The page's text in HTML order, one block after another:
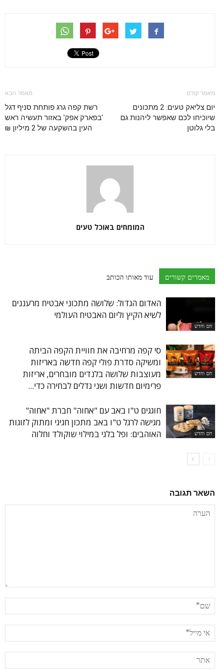
מאמר קודם
יום צליאק טעים: 2 מתכונים
שיוכיחו לכם שאפשר ליהנות גם
בלי גלוטן
מאמר הבא
רשת קפה גרג פותחת סניף דגל
'בפארק אפק' באזור תעשיה ראש
העין בהשקעה של 2 מיליון ₪
המומחים באוכל טעים
מאמרים קשורים עוד מאותו הכותב
חם וחדש
האדום הגדול: שלושה מתכוני אבטיח מרעננים
לשיא הקיץ וליום האבטיח העולמי
חם וחדש
סי קפה מרחיבה את חוויית הקפה הביתה
ומשיקה סדרת פולי קפה חדשה באריזות
מעוצבות שלושה בלנדים מובחרים, אריזות
פרימיום חדשות ושני גדלים לבחירה כדי...
חם וחדש
חוגגים ט"ו באב עם "אחוה" חברת "אחוה"
מגישה לרגל ט"ו באב מתכון חגיגי ומתוק לזוגות
האוהבים: ופל בלגי במילוי שוקולד וחלוה
השאר תגובה